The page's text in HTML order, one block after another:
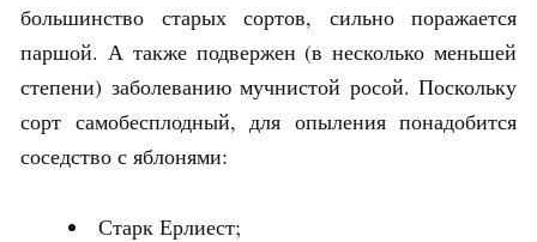
большинство старых сортов, сильно поражается
паршой. А также подвержен (в несколько меньшей
степени) заболеванию мучнистой росой. Поскольку
сорт самобесплодный, для опыления понадобится
соседство с яблонями:
Старк Ерлиест;